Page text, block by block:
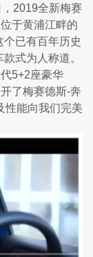
2019全新梅赛
于黄浦江畔的
个已有百年历史
式为人称道。
5+2座豪华
了梅赛德斯-奔
性能向我们完美